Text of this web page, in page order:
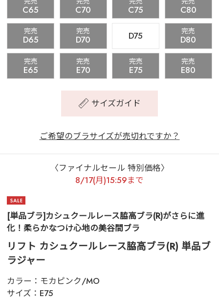
C65 C70 C75 C80
完売
D65
完売
D70 D75 完売
D80
完売
E65
完売
E70
完売
E75
完売
E80
サイズガイド
ご希望のブラサイズが売切れですか？
〈ファイナルセール 特別価格〉
8/17(月)15:59まで
[単品ブラ]カシュクールレース脇高ブラ(R)がさらに進
化！柔らかなつけ心地の美谷間ブラ
リフト カシュクールレース脇高ブラ(R) 単品ブ
ラジャー
カラー： モカピンク/MO
サイズ： E75